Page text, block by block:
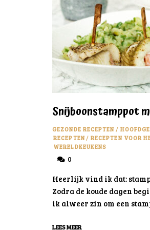
Snijboonstamppot
GEZONDE RECEPTEN /
RECEPTEN/ RECEPTEN VOOR
WERELDKEUKENS
0
Heerlijk vind ik dat:
Zodra de koude dagen
ik alweer zin om een
LEES MEER